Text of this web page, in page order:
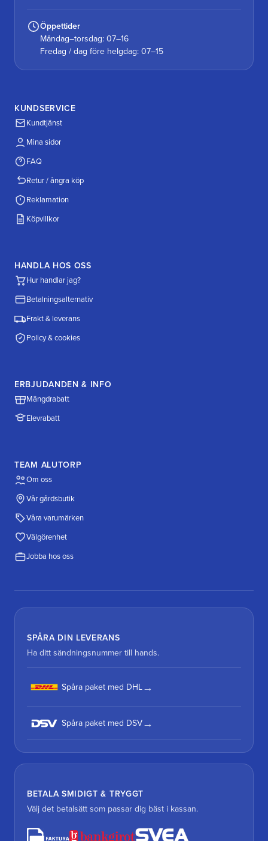
Öppettider
Måndag–torsdag: 07–16
Fredag / dag före helgdag: 07–15
KUNDSERVICE
Kundtjänst
Mina sidor
FAQ
Retur / ångra köp
Reklamation
Köpvillkor
HANDLA HOS OSS
Hur handlar jag?
Betalningsalternativ
Frakt & leverans
Policy & cookies
ERBJUDANDEN & INFO
Mängdrabatt
Elevrabatt
TEAM ALUTORP
Om oss
Vår gårdsbutik
Våra varumärken
Välgörenhet
Jobba hos oss
SPÅRA DIN LEVERANS
Ha ditt sändningsnummer till hands.
Spåra paket med DHL
Spåra paket med DSV
BETALA SMIDIGT & TRYGGT
Välj det betalsätt som passar dig bäst i kassan.